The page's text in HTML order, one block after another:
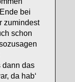
bei
zumindest
schon
dann das
da hab‘